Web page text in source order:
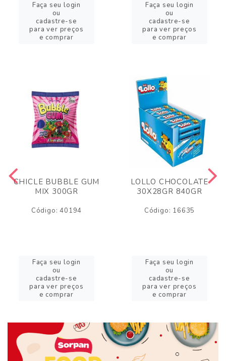
Faça seu login
ou
cadastre-se
para ver preços
e comprar
Faça seu login
ou
cadastre-se
para ver preços
e comprar
CHICLE BUBBLE GUM
MIX 300GR
Código: 40194
Faça seu login
ou
cadastre-se
para ver preços
e comprar
LOLLO CHOCOLATE
30X28GR 840GR
Código: 16635
Faça seu login
ou
cadastre-se
para ver preços
e comprar